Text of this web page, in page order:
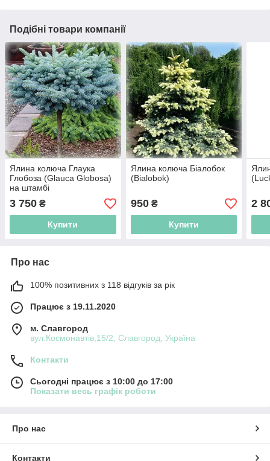
Подібні товари компанії
Ялина колюча Глаука
Глобоза (Glauca Globosa)
на штамбі
3 750 ₴
Купити
Ялина колюча Біалобок
(Bialobok)
950₴
Купити
2
Про нас
100% позитивних з 118 відгуків за рік
Працює з 19.11.2020
м. Славгород
вул.Космонавтів,15/2, Славгород, Україна
Контакти
Сьогодні працює з 10:00 до 17:00
Показати весь графік роботи
Про нас
Контакти